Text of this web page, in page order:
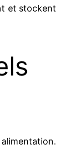
et stockent